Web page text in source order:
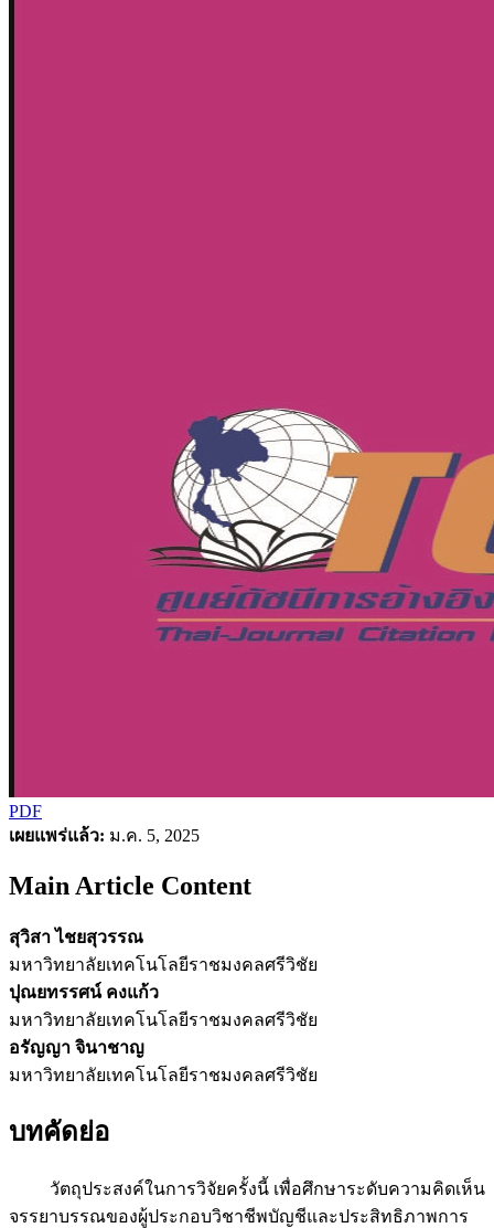
PDF
เผยแพร่แล้ว: ม.ค. 5, 2025
Main Article Content
สุวิสา ไชยสุวรรณ
มหาวิทยาลัยเทคโนโลยีราชมงคลศรีวิชัย
ปุณยทรรศน์ คงแก้ว
มหาวิทยาลัยเทคโนโลยีราชมงคลศรีวิชัย
อรัญญา จินาชาญ
มหาวิทยาลัยเทคโนโลยีราชมงคลศรีวิชัย
บทคัดย่อ
วัตถุประสงค์ในการวิจัยครั้งนี้ เพื่อศึกษาระดับความคิดเห็น
จรรยาบรรณของผู้ประกอบวิชาชีพบัญชีและประสิทธิภาพการ